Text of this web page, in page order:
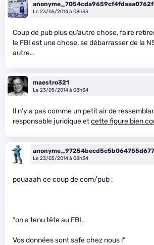
Le 23/05/2014 à 08h33
Coup de pub plus qu’autre chose, faire
le FBI est une chose, se débarrasser de la
autre…
maestro321
Le 23/05/2014 à 08h34
Il n’y a pas comme un petit air de
responsable juridique etcette figure bien
Le 23/05/2014 à 08h34
pouaaah ce coup de com/pub :
“on a tenu tête au FBI.
Vos données sont safe chez nous !”